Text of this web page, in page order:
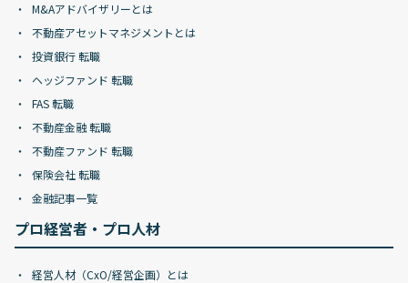
M&Aアドバイザリーとは
不動産アセットマネジメントとは
投資銀行 転職
ヘッジファンド 転職
FAS 転職
不動産金融 転職
不動産ファンド 転職
保険会社 転職
金融記事一覧
プロ経営者・プロ人材
経営人材（CxO/経営企画）とは